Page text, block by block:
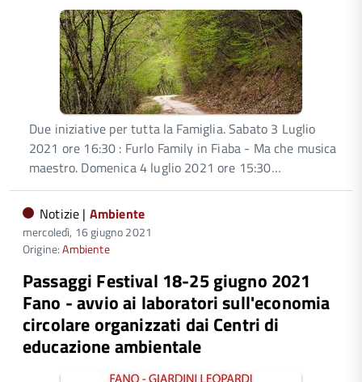
Due iniziative per tutta la Famiglia. Sabato 3 Luglio
2021 ore 16:30 : Furlo Family in Fiaba - Ma che musica
maestro. Domenica 4 luglio 2021 ore 15:30…
Notizie | Ambiente
mercoledì, 16 giugno 2021
Origine:Ambiente
Passaggi Festival 18-25 giugno 2021
Fano - avvio ai laboratori sull'economia
circolare organizzati dai Centri di
educazione ambientale